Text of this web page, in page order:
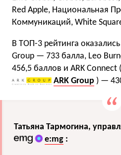
Red Apple, Национальная
Коммуникаций, White
В ТОП-3 рейтинга оказались
Group — 733 балла, Leo
456,5 баллов и ARK Connect
ARK Group ) —
Татьяна Тармогина,
e:mg :